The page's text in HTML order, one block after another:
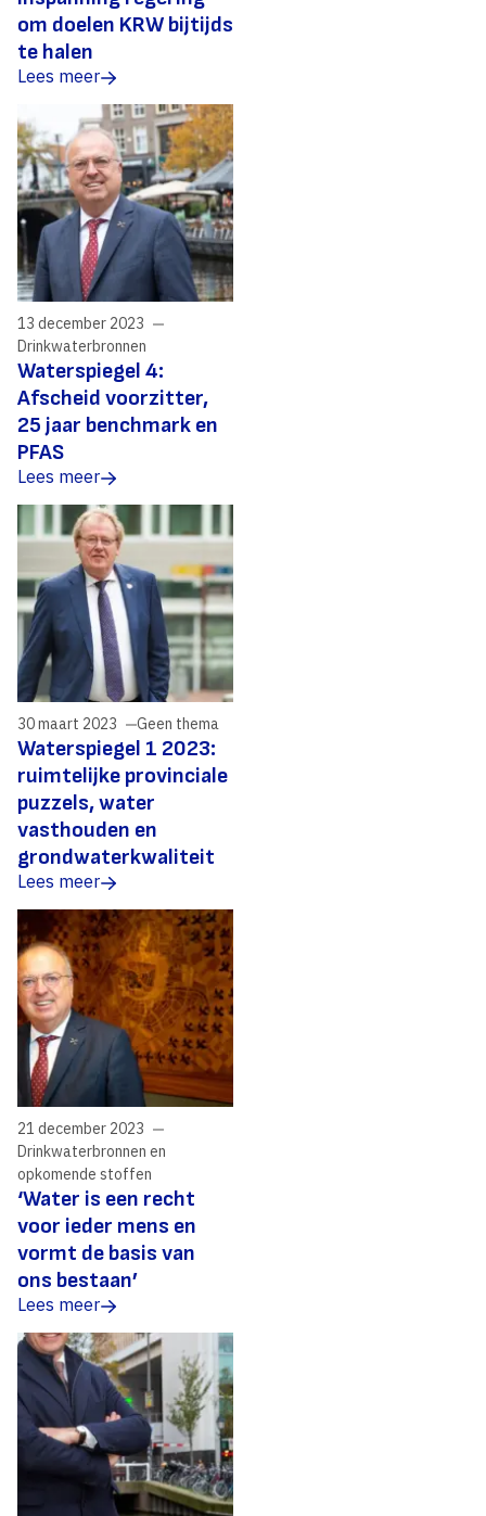
om doelen KRW bijtijds
te halen
Lees meer
Waterspiegel 4:
Afscheid voorzitter,
25 jaar benchmark en
PFAS
13 december 2023
Drinkwaterbronnen
Lees meer
Waterspiegel 1 2023:
ruimtelijke provinciale
puzzels, water
vasthouden en
grondwaterkwaliteit
30 maart 2023 Geen thema
Lees meer
‘Water is een recht
voor ieder mens en
vormt de basis van
ons bestaan’
21 december 2023
Drinkwaterbronnen en
opkomende stoffen
Lees meer